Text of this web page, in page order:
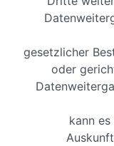
gesetzlicher
oder
kann